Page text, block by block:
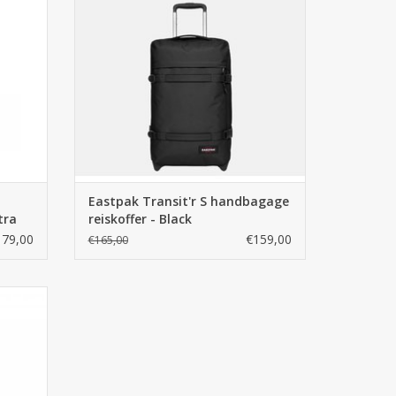
Eastpak Transit'r S handbagage
reiskoffer - Black
€165,00 €159,00
kilo
day